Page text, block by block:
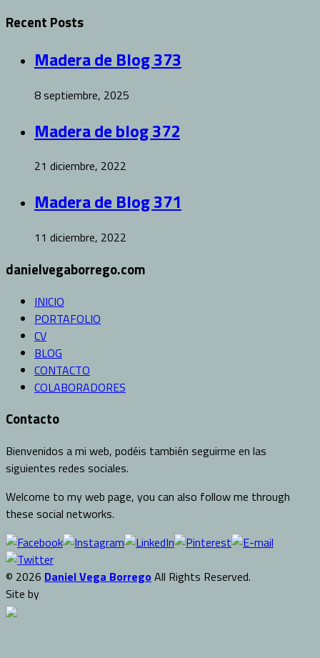
Recent Posts
Madera de Blog 373
8 septiembre, 2025
Madera de blog 372
21 diciembre, 2022
Madera de Blog 371
11 diciembre, 2022
danielvegaborrego.com
INICIO
PORTAFOLIO
CV
BLOG
CONTACTO
COLABORADORES
Contacto
Bienvenidos a mi web, podéis también seguirme en las
siguientes redes sociales.
Welcome to my web page, you can also follow me through
these social networks.
© 2026 Daniel Vega Borrego All Rights Reserved.
Site by